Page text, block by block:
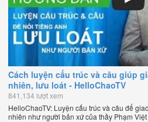
Cách luyện cấu trúc và câu giúp
nhiên, lưu loát - HelloChaoTV
841,134 lượt xem
HelloChaoTV: Luyện cấu trúc và câu để
nhiên như người bản xứ của thầy Phạm